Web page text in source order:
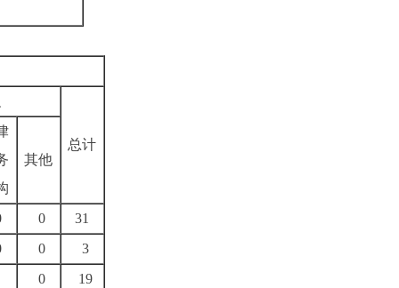
总计
其他
0
31
0 3
0
19